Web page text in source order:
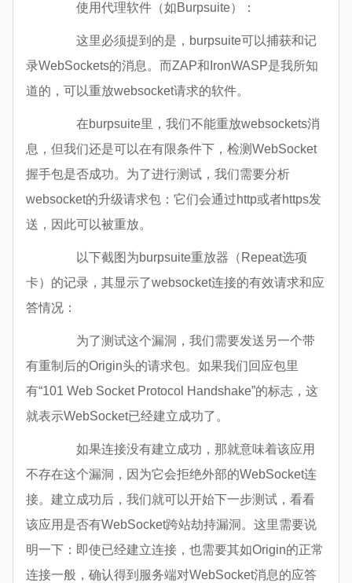
使用代理软件（如Burpsuite）：
这里必须提到的是，burpsuite可以捕获和记
录WebSockets的消息。而ZAP和IronWASP是我所知
道的，可以重放websocket请求的软件。
在burpsuite里，我们不能重放websockets消
息，但我们还是可以在有限条件下，检测WebSocket
握手包是否成功。为了进行测试，我们需要分析
websocket的升级请求包：它们会通过http或者https发
送，因此可以被重放。
以下截图为burpsuite重放器（Repeat选项
卡）的记录，其显示了websocket连接的有效请求和应
答情况：
为了测试这个漏洞，我们需要发送另一个带
有重制后的Origin头的请求包。如果我们回应包里
有“101 Web Socket Protocol Handshake”的标志，这
就表示WebSocket已经建立成功了。
如果连接没有建立成功，那就意味着该应用
不存在这个漏洞，因为它会拒绝外部的WebSocket连
接。建立成功后，我们就可以开始下一步测试，看看
该应用是否有WebSocket跨站劫持漏洞。这里需要说
明一下：即使已经建立连接，也需要其如Origin的正常
连接一般，确认得到服务端对WebSocket消息的应答